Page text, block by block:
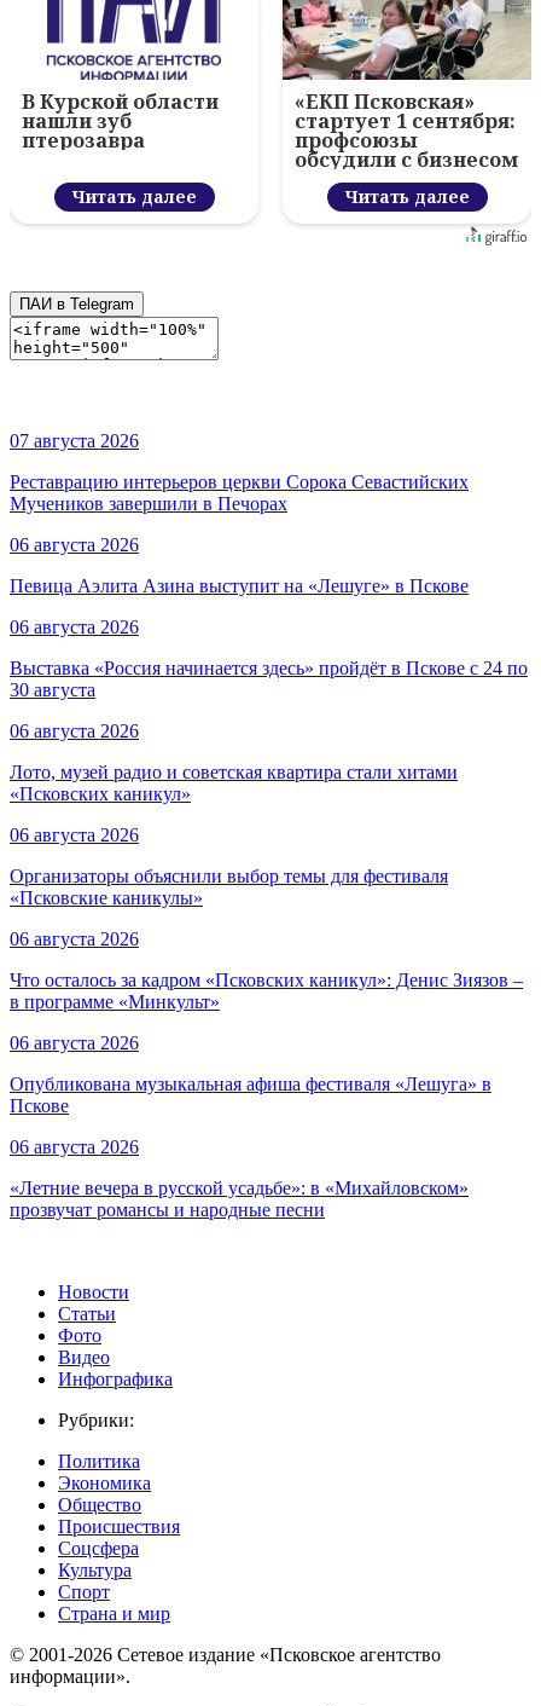
В Курской области
нашли зуб
птерозавра
Читать далее
«ЕКП Псковская»
стартует 1 сентября:
профсоюзы
обсудили с бизнесом
новый цифровой
проектЧитать далее
ПАИ в Telegram
07 августа 2026
Реставрацию интерьеров церкви Сорока Севастийских
Мучеников завершили в Печорах
06 августа 2026
Певица Аэлита Азина выступит на «Лешуге» в Пскове
06 августа 2026
Выставка «Россия начинается здесь» пройдёт в Пскове с 24 по
30 августа
06 августа 2026
Лото, музей радио и советская квартира стали хитами
«Псковских каникул»
06 августа 2026
Организаторы объяснили выбор темы для фестиваля
«Псковские каникулы»
06 августа 2026
Что осталось за кадром «Псковских каникул»: Денис Зиязов –
в программе «Минкульт»
06 августа 2026
Опубликована музыкальная афиша фестиваля «Лешуга» в
Пскове
06 августа 2026
«Летние вечера в русской усадьбе»: в «Михайловском»
прозвучат романсы и народные песни
Новости
Статьи
Фото
Видео
Инфографика
Рубрики:
Политика
Экономика
Общество
Происшествия
Соцсфера
Культура
Спорт
Страна и мир
© 2001-2026 Сетевое издание «Псковское агентство
информации».